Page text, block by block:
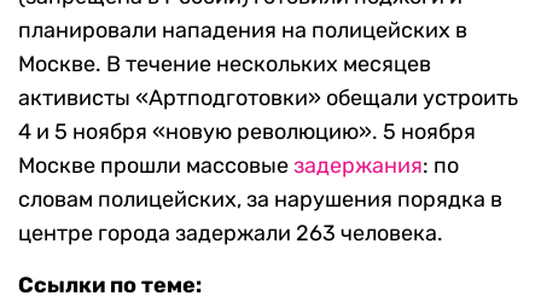
планировали нападения на полицейских в
Москве. В течение нескольких месяцев
активисты «Артподготовки» обещали устроить
4 и 5 ноября «новую революцию». 5 ноября
Москве прошли массовыезадержания: по
словам полицейских, за нарушения порядка в
центре города задержали 263 человека.
Ссылки по теме: